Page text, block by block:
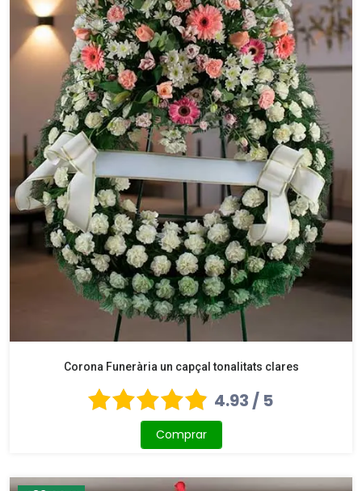
Corona Funerària un capçal tonalitats clares
4.93 / 5
Comprar